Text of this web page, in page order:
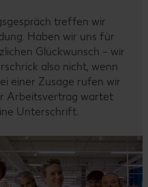
treffen wir
Haben wir uns für
Glückwunsch – wir
also nicht, wenn
einer Zusage rufen wir
Arbeitsvertrag wartet
Unterschrift.